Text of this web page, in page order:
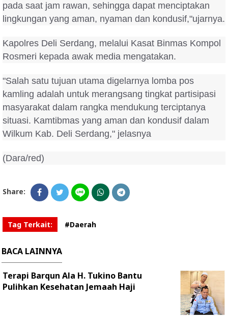
pada saat jam rawan, sehingga dapat menciptakan
lingkungan yang aman, nyaman dan kondusif,"ujarnya.
Kapolres Deli Serdang, melalui Kasat Binmas Kompol
Rosmeri kepada awak media mengatakan.
"Salah satu tujuan utama digelarnya lomba pos
kamling adalah untuk merangsang tingkat partisipasi
masyarakat dalam rangka mendukung terciptanya
situasi. Kamtibmas yang aman dan kondusif dalam
Wilkum Kab. Deli Serdang," jelasnya
(Dara/red)
Share:
Tag Terkait: #Daerah
BACA LAINNYA
Terapi Barqun Ala H. Tukino Bantu
Pulihkan Kesehatan Jemaah Haji